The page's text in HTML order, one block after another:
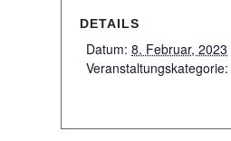
DETAILS
Datum: 8. Februar, 2023
Veranstaltungskategorie: